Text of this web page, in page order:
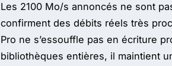
Les 2100 Mo/s annoncés ne sont
confirment des débits réels très
Pro ne s’essouffle pas en écriture
bibliothèques entières, il maintient